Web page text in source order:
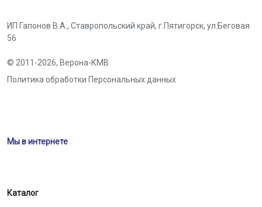
ИП Гапонов В.А., Ставропольский край, г.Пятигорск, ул.Беговая
56
© 2011-2026, Верона-КМВ
Политика обработки Персональных данных
Мы в интернете
Каталог